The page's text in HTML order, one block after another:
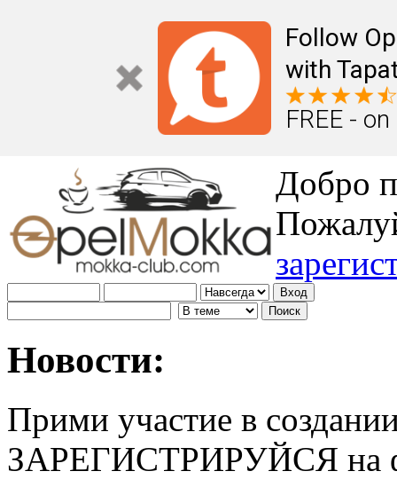
Follow
with
FREE -
Добро
Новости:
Прими участие в
ЗАРЕГИСТРИРУЙСЯ на